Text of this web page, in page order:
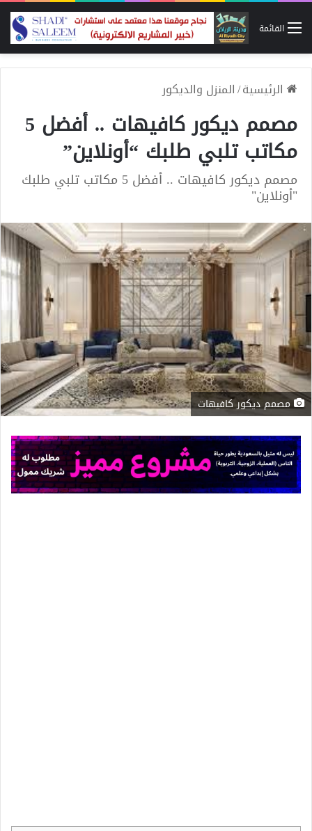
القائمة
الرئيسية/المنزل والديكور
مصمم ديكور كافيهات .. أفضل 5
مكاتب تلبي طلبك “أونلاين”
مصمم ديكور كافيهات .. أفضل 5 مكاتب تلبي طلبك
"أونلاين"
مصمم ديكور كافيهات